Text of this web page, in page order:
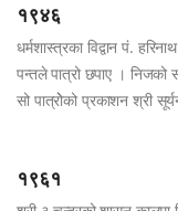
१९४६
धर्मशास्त्रका विद्वान पं.
पन्तले पात्रो छपाए । निजको
सो पात्रोेको प्रकाशन श्री
१९६१